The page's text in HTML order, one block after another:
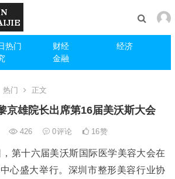
热门 财经
经济
金融
热门 正文
京雄院长出席第16届美沃斯大会
426 0评论 16赞
，第十六届美沃斯国际医学美容大会在
心盛大举行。深圳市整形美容行业协